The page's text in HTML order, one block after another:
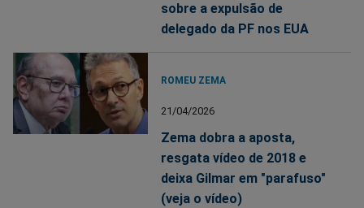
sobre a expulsão de
delegado da PF nos EUA
ROMEU ZEMA
21/04/2026
Zema dobra a aposta,
resgata vídeo de 2018 e
deixa Gilmar em "parafuso"
(veja o vídeo)